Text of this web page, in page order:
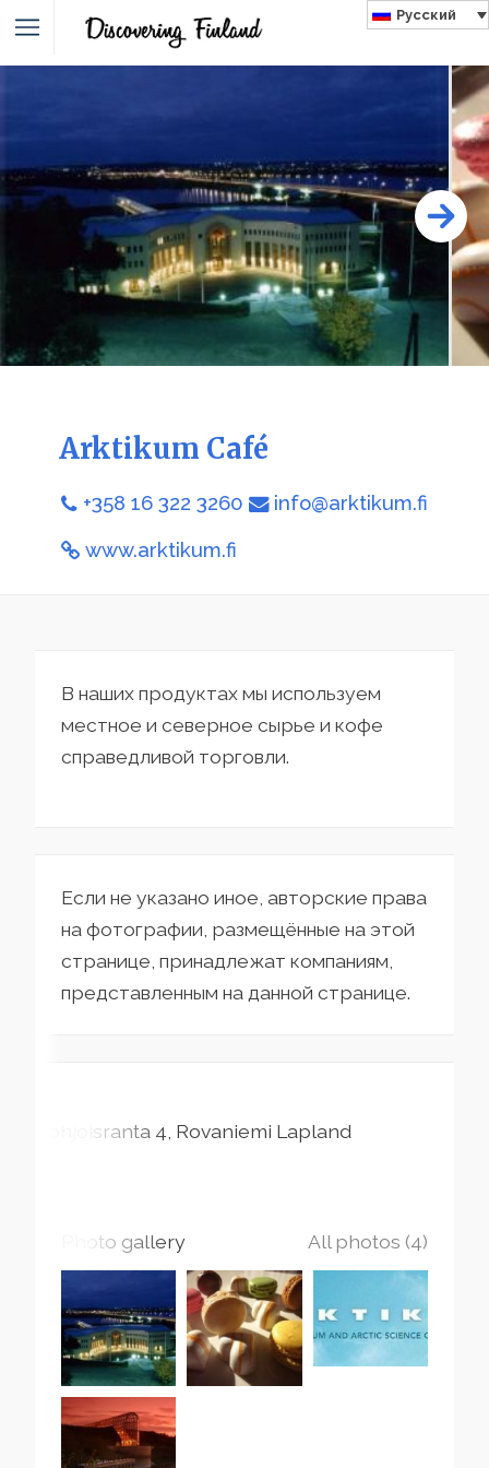
Русский
Arktikum Café
+358 16 322 3260 info@arktikum.fi
www.arktikum.fi
В наших продуктах мы используем
местное и северное сырье и кофе
справедливой торговли.
Если не указано иное, авторские права
на фотографии, размещённые на этой
странице, принадлежат компаниям,
представленным на данной странице.
Pohjoisranta 4 Rovaniemi Lapland
Photo gallery All photos (4)